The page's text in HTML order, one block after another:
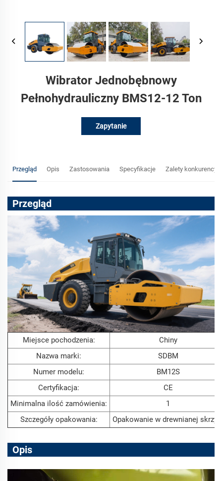
Wibrator Jednobębnowy
Pełnohydrauliczny BMS12-12 Ton
Zapytanie
Przegląd Opis Zastosowania Specyfikacje Zalety
Przegląd
Miejsce pochodzenia:
Chiny
Nazwa marki:
SDBM
Numer modelu:
BM12S
Certyfikacja:
CE
Minimalna ilość zamówienia:
1
Szczegóły opakowania:
Opakowanie w drewnianej
Opis